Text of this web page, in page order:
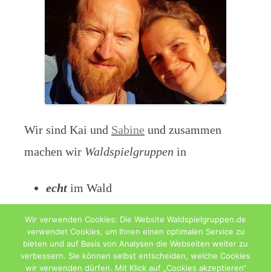
Wir sind Kai und Sabine und zusammen
machen wir Waldspielgruppen in
echt im Wald
Wir verwenden Cookies: Die Website Waldspielgruppen.de
verwendet Cookies, um Ihnen einen optimalen Service zu
bieten und auf Basis von Analysen die Webseiten weiter zu
verbessern. Sie können selbst entscheiden, welche Cookies
wir verwenden dürfen. Mit Klick auf „Cookies akzeptieren“